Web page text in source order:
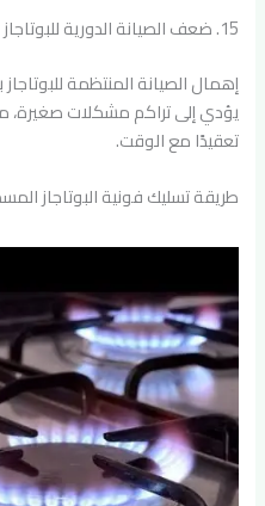
15. ضعف الصيانة الدورية للبوتاجاز
إهمال الصيانة المنتظمة
يؤدي إلى تراكم مشكلات صغيرة،
تعقيدًا مع الوقت.
طريقة تسليك فونية البوتاجاز